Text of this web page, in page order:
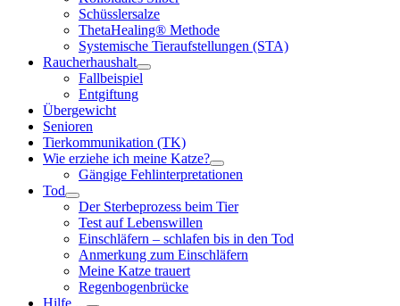
Schüsslersalze
ThetaHealing® Methode
Systemische Tieraufstellungen (STA)
Raucherhaushalt
Fallbeispiel
Entgiftung
Übergewicht
Senioren
Tierkommunikation (TK)
Wie erziehe ich meine Katze?
Gängige Fehlinterpretationen
Tod
Der Sterbeprozess beim Tier
Test auf Lebenswillen
Einschläfern – schlafen bis in den Tod
Anmerkung zum Einschläfern
Meine Katze trauert
Regenbogenbrücke
Hilfe ...